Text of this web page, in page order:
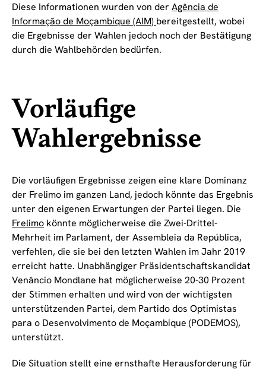
Diese Informationen wurden von der Agência de
Informação de Moçambique (AIM) bereitgestellt, wobei
die Ergebnisse der Wahlen jedoch noch der Bestätigung
durch die Wahlbehörden bedürfen.
Vorläufige
Wahlergebnisse
Die vorläufigen Ergebnisse zeigen eine klare Dominanz
der Frelimo im ganzen Land, jedoch könnte das Ergebnis
unter den eigenen Erwartungen der Partei liegen. Die
Frelimo könnte möglicherweise die Zwei-Drittel-
Mehrheit im Parlament, der Assembleia da República,
verfehlen, die sie bei den letzten Wahlen im Jahr 2019
erreicht hatte. Unabhängiger Präsidentschaftskandidat
Venâncio Mondlane hat möglicherweise 20-30 Prozent
der Stimmen erhalten und wird von der wichtigsten
unterstützenden Partei, dem Partido dos Optimistas
para o Desenvolvimento de Moçambique (PODEMOS),
unterstützt.
Die Situation stellt eine ernsthafte Herausforderung für